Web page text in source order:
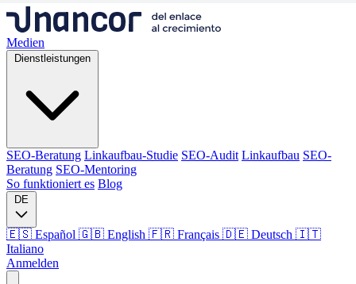
Medien
Dienstleistungen
SEO-Beratung Linkaufbau-Studie SEO-Audit Linkaufbau SEO-
Beratung SEO-Mentoring
So funktioniert es Blog
DE
🇪🇸 Español 🇬🇧 English 🇫🇷 Français 🇩🇪 Deutsch 🇮🇹
Italiano
Anmelden